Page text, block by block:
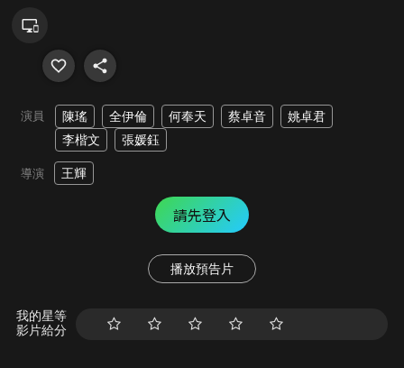
演員 陳瑤 全伊倫 何奉天 蔡卓音
姚卓君
李楷文
張媛鈺
導演 王輝
請先登入
播放預告片
我的星等
影片給分